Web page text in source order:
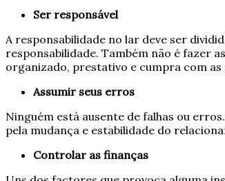
Ser responsável
A responsabilidade no lar deve ser
responsabilidade. Também não é fazer
organizado, prestativo e cumpra com
Assumir seus erros
Ninguém está ausente de falhas ou
pela mudança e estabilidade do
Controlar as finanças